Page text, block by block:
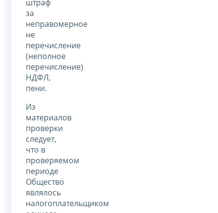
штраф
за
неправомерное
не
перечисление
(неполное
перечисление)
НДФЛ,
пени.
Из
материалов
проверки
следует,
что в
проверяемом
периоде
Общество
являлось
налогоплательщиком